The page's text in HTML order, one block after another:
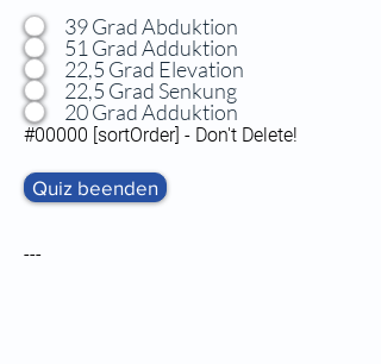
39 Grad Abduktion
51 Grad Adduktion
22,5 Grad Elevation
22,5 Grad Senkung
20 Grad Adduktion
#00000 [sortOrder] - Don't Delete!
Quiz beenden
---